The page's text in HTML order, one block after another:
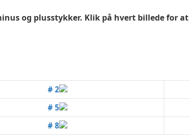
og plusstykker. Klik på hvert billede for
# 2
# 5
# 8